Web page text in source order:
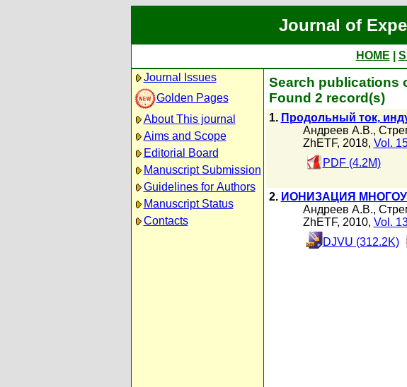
Journal of
HOME
Journal Issues
Golden Pages
About This journal
Aims and Scope
Editorial Board
Manuscript Submission
Guidelines for Authors
Manuscript Status
Contacts
Search
Found 2 record(s)
1. Продольный ток,
Андреев А.В.,
ZhETF, 2018, Vol.
PDF (4.2M)
2. ИОНИЗАЦИЯ
Андреев А.В.,
ZhETF, 2010, Vol.
DJVU (312.2K)